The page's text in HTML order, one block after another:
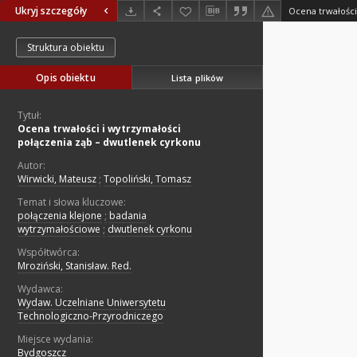
Ukryj szczegóły
Struktura obiektu
Opis obiektu Lista plików
Tytuł:
Ocena trwałości i wytrzymałości
połączenia ząb – dwutlenek cyrkonu
Autor:
Wirwicki, Mateusz ; Topoliński, Tomasz
Temat i słowa kluczowe:
połączenia klejone ; badania
wytrzymałościowe ; dwutlenek cyrkonu
Współtwórca:
Mroziński, Stanisław. Red.
Wydawca:
Wydaw. Uczelniane Uniwersytetu
Technologiczno-Przyrodniczego
Miejsce wydania:
Bydgoszcz